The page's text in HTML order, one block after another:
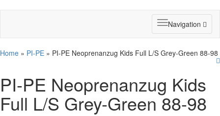
Toggle
navigation
Navigation
Home » PI-PE » PI-PE Neoprenanzug Kids Full L/S Grey-Green 88-98
PI-PE Neoprenanzug Kids
Full L/S Grey-Green 88-98